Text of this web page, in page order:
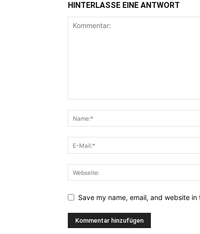
HINTERLASSE EINE ANTWORT
Save my name, email, and website